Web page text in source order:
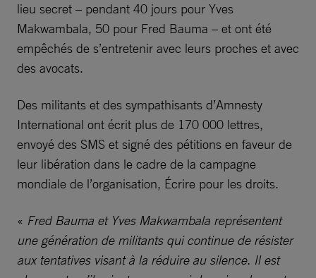
lieu secret – pendant 40 jours pour Yves
Makwambala, 50 pour Fred Bauma – et ont été
empêchés de s’entretenir avec leurs proches et avec
des avocats.
Des militants et des sympathisants d’Amnesty
International ont écrit plus de 170 000 lettres,
envoyé des SMS et signé des pétitions en faveur de
leur libération dans le cadre de la campagne
mondiale de l’organisation, Écrire pour les droits.
« Fred Bauma et Yves Makwambala représentent
une génération de militants qui continue de résister
aux tentatives visant à la réduire au silence. Il est